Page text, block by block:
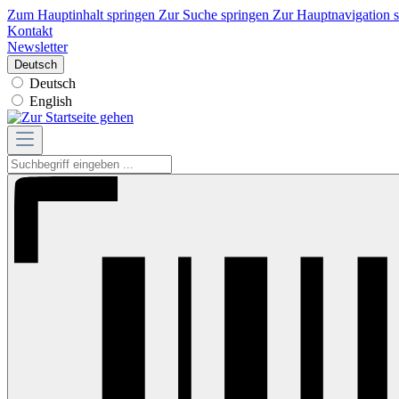
Zum Hauptinhalt springen Zur Suche springen Zur Hauptnavigation
Kontakt
Newsletter
Deutsch
Deutsch
English